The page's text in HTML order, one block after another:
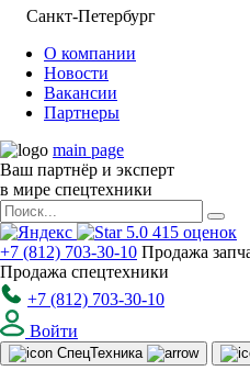
Санкт-Петербург
О компании
Новости
Вакансии
Партнеры
main page
Ваш партнёр и эксперт
в мире спецтехники
5.0 415 оценок
+7 (812) 703-30-10 Продажа
Продажа спецтехники
+7 (812) 703-30-10
Войти
СпецТехника